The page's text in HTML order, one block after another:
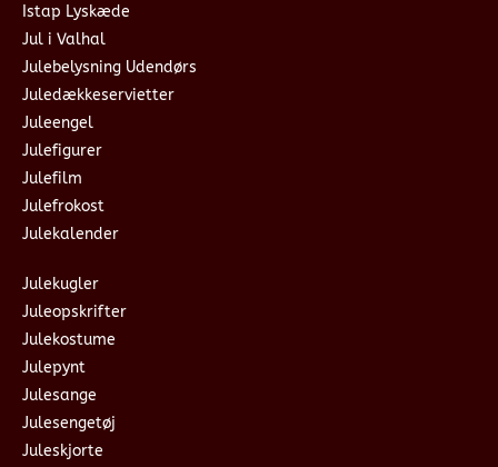
Istap Lyskæde
Jul i Valhal
Julebelysning Udendørs
Juledækkeservietter
Juleengel
Julefigurer
Julefilm
Julefrokost
Julekalender
Julekugler
Juleopskrifter
Julekostume
Julepynt
Julesange
Julesengetøj
Juleskjorte